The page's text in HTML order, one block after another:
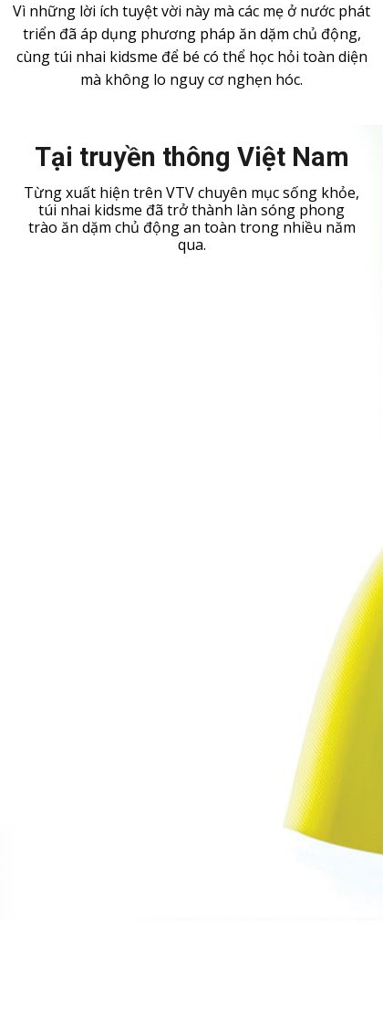
Vì những lời ích tuyệt vời này mà các mẹ ở nước phát
triển đã áp dụng phương pháp ăn dặm chủ động,
cùng túi nhai kidsme để bé có thể học hỏi toàn diện
mà không lo nguy cơ nghẹn hóc.
Tại truyền thông Việt Nam
Từng xuất hiện trên VTV chuyên mục sống khỏe,
túi nhai kidsme đã trở thành làn sóng phong
trào ăn dặm chủ động an toàn trong nhiều năm
qua.